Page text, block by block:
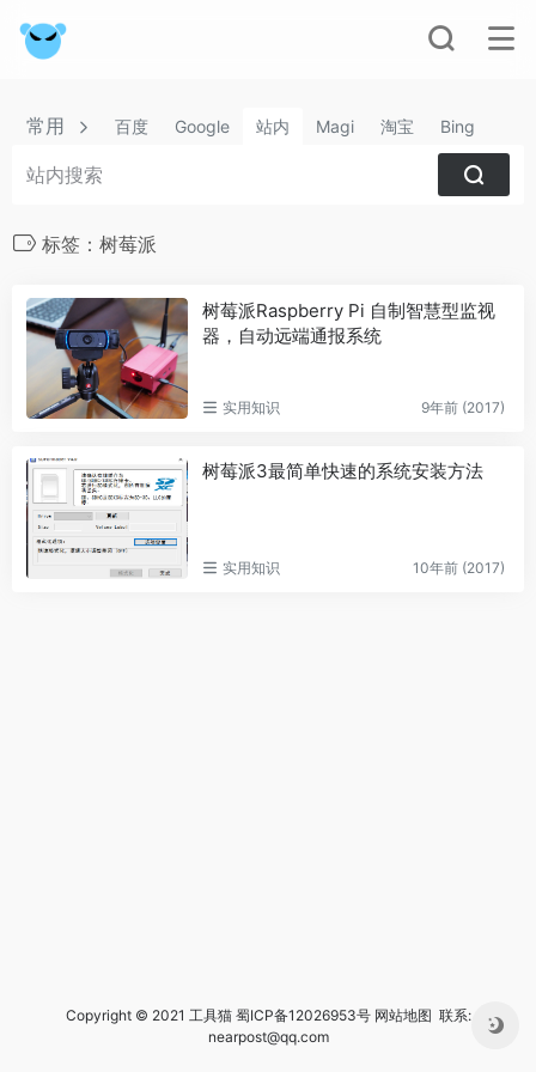
常用 百度 Google 站内 Magi 淘宝 Bing
标签：树莓派
树莓派Raspberry Pi 自制智慧型监视
器，自动远端通报系统
实用知识 9年前 (2017)
树莓派3最简单快速的系统安装方法
实用知识 10年前 (2017)
Copyright © 2021 工具猫 蜀ICP备12026953号 网站地图 联系:
nearpost@qq.com